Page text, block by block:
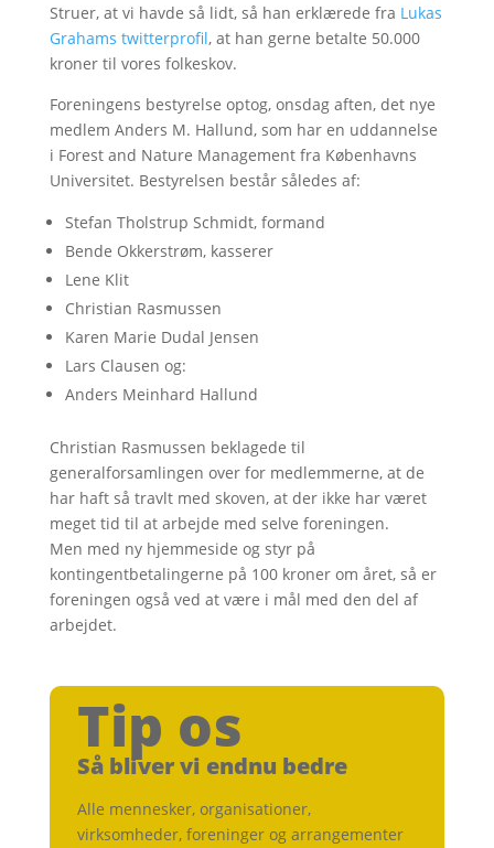
Struer, at vi havde så lidt, så han erklærede fra Lukas
Grahams twitterprofil, at han gerne betalte 50.000
kroner til vores folkeskov.
Foreningens bestyrelse optog, onsdag aften, det nye
medlem Anders M. Hallund, som har en uddannelse
i Forest and Nature Management fra Københavns
Universitet. Bestyrelsen består således af:
Stefan Tholstrup Schmidt, formand
Bende Okkerstrøm, kasserer
Lene Klit
Christian Rasmussen
Karen Marie Dudal Jensen
Lars Clausen og:
Anders Meinhard Hallund
Christian Rasmussen beklagede til
generalforsamlingen over for medlemmerne, at de
har haft så travlt med skoven, at der ikke har været
meget tid til at arbejde med selve foreningen.
Men med ny hjemmeside og styr på
kontingentbetalingerne på 100 kroner om året, så er
foreningen også ved at være i mål med den del af
arbejdet.
Tip os
Så bliver vi endnu bedre
Alle mennesker, organisationer,
virksomheder, foreninger og arrangementer